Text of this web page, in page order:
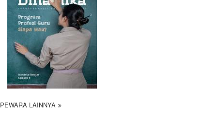
PEWARA LAINNYA